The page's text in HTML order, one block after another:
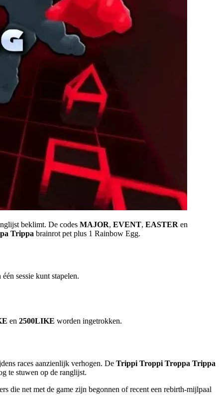
beklimt. De codes MAJOR, EVENT, EASTER en
Trippa brainrot pet plus 1 Rainbow Egg.
sessie kunt stapelen.
en 2500LIKE worden ingetrokken.
races aanzienlijk verhogen. De Trippi Troppi Troppa Trippa
te stuwen op de ranglijst.
die net met de game zijn begonnen of recent een rebirth-mijlpaal